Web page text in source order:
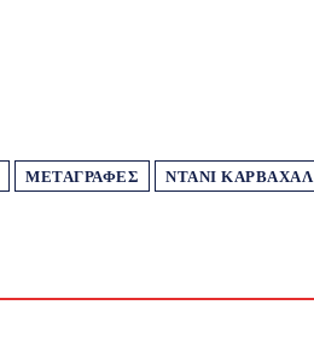
ΜΕΤΑΓΡΑΦΈΣ
ΝΤΆΝΙ ΚΑΡΒΑΧΆΛ